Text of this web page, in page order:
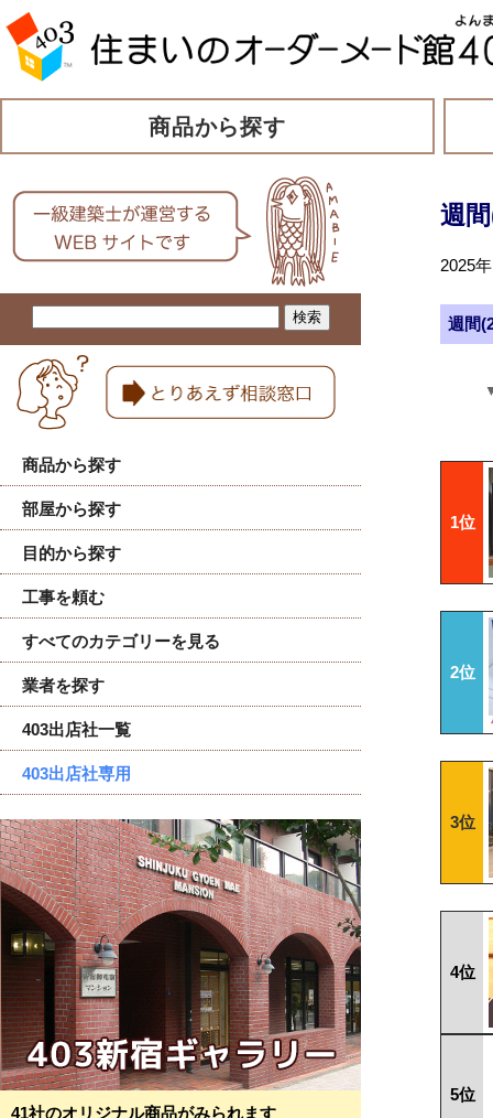
商品から探す
商品から探す
部屋から探す
目的から探す
工事を頼む
すべてのカテゴリーを見る
業者を探す
403出店社一覧
403出店社専用
41社のオリジナル商品がみられます
週
2025
週間
1位
2位
3位
4位
5位